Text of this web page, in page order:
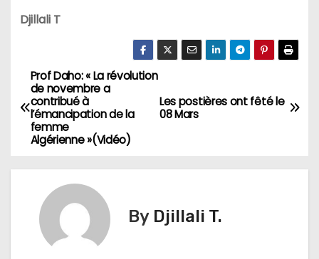
Djillali T
N
a
v
i
Les postières ont fêté le
08 Mars
Prof Daho: « La révolution
de novembre a
contribué à
l’émancipation de la
femme
Algérienne »(Vidéo)
By Djillali T.